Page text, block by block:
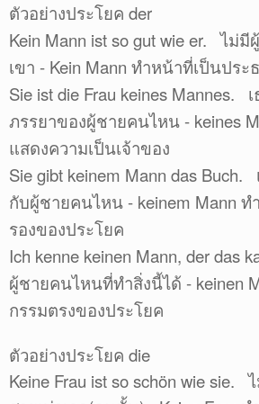
ตัวอย่างประโยค der
Kein Mann ist so gut wie er. ไม่
เขา - Kein Mann ทำหน้าที่เป็นปร
Sie ist die Frau keines Mannes.
ภรรยาของผู้ชายคนไหน - keines
แสดงความเป็นเจ้าของ
Sie gibt keinem Mann das
กับผู้ชายคนไหน - keinem Mann ท
รองของประโยค
Ich kenne keinen Mann, der das
ผู้ชายคนไหนที่ทำสิ่งนี้ได้ - keinen
กรรมตรงของประโยค
ตัวอย่างประโยค die
Keine Frau ist so schön wie